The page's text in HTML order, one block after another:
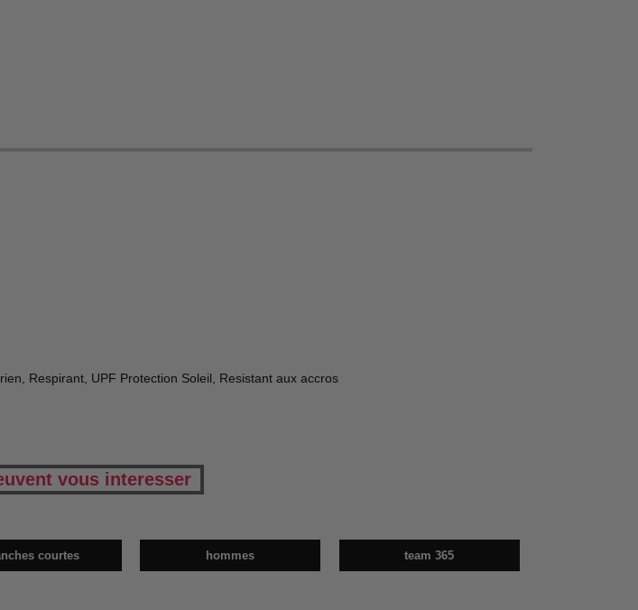
Respirant, UPF Protection Soleil, Resistant aux accros
vous interesser
courtes hommes team 365